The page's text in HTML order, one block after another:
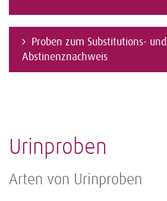
Proben zum Substitutions- und
Abstinenznachweis
Urinproben
Arten von Urinproben